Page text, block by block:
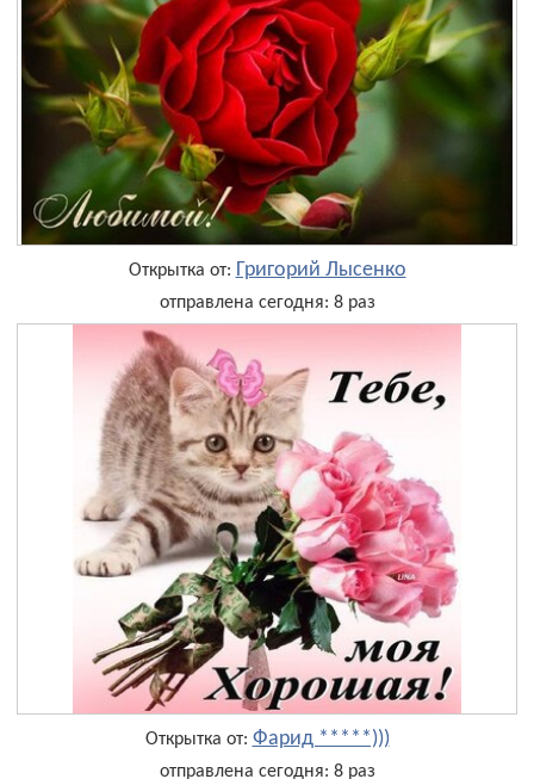
Открытка от: Григорий Лысенко
отправлена сегодня: 8 раз
Открытка от: Фарид *****)))
отправлена сегодня: 8 раз